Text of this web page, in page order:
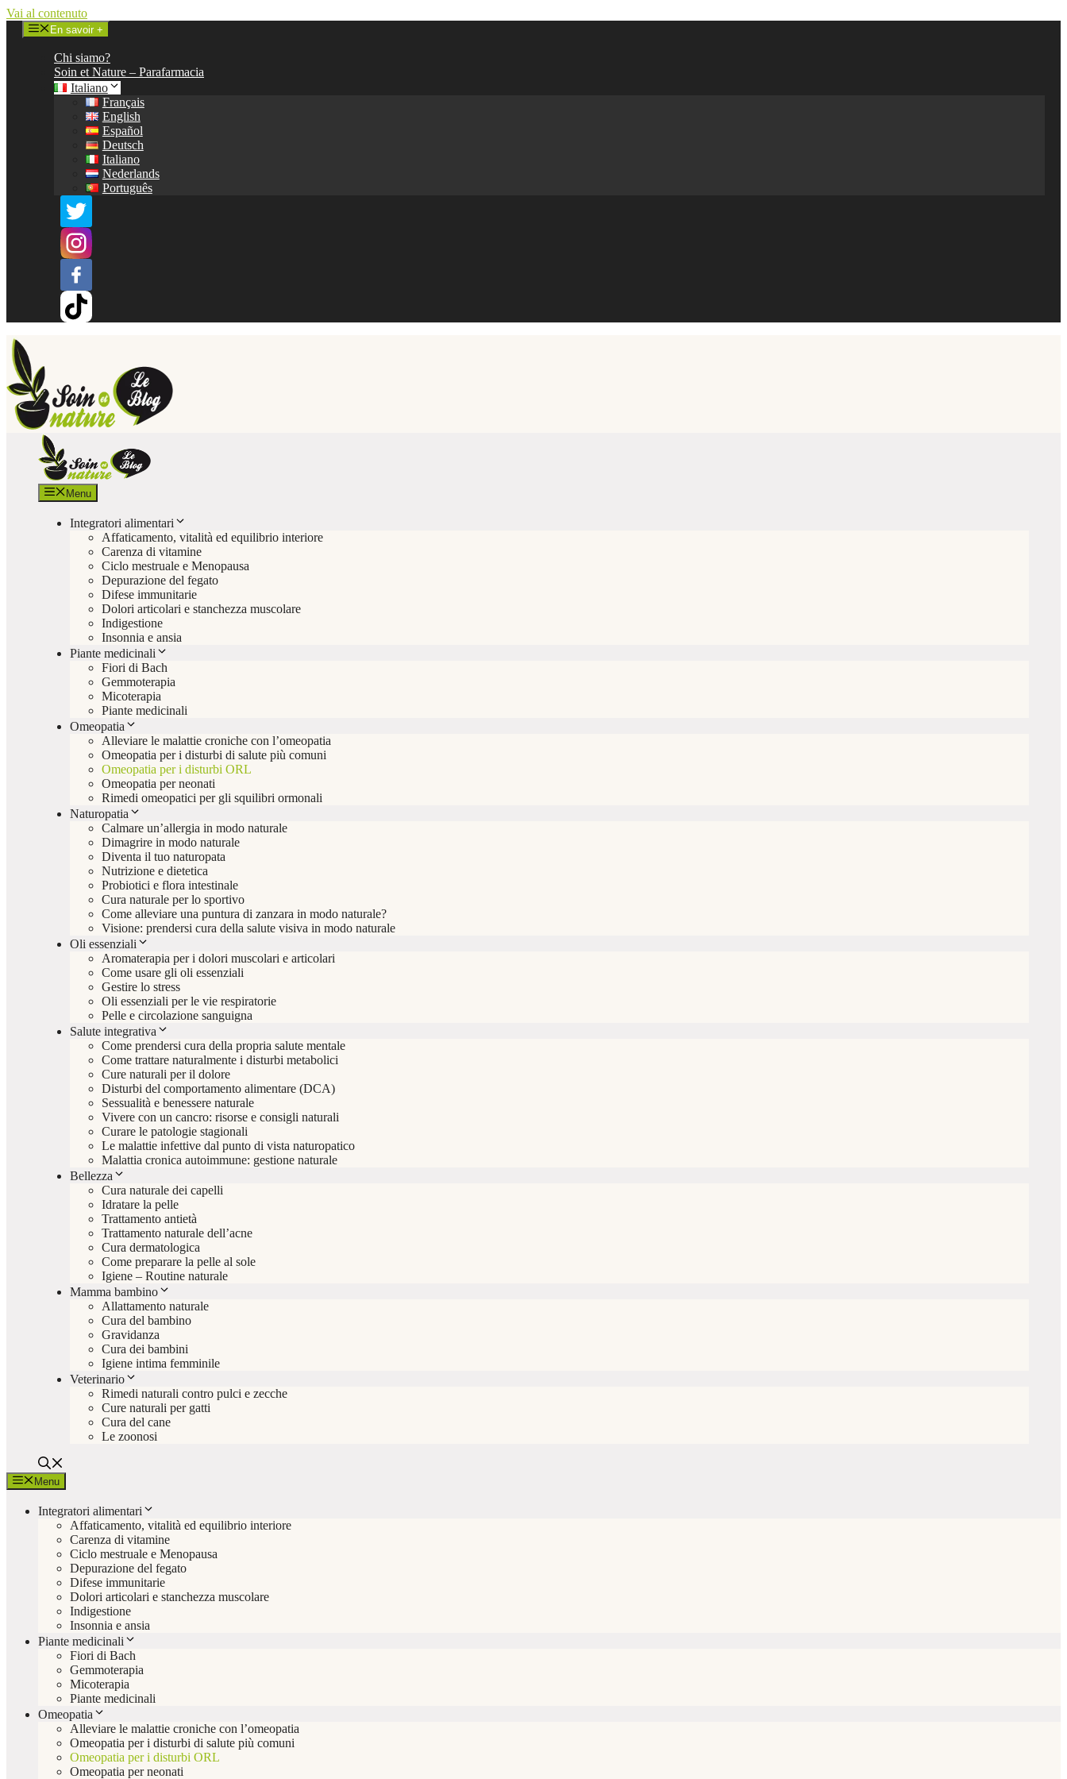
Vai al contenuto
En savoir +
Chi siamo?
Soin et Nature – Parafarmacia
Italiano
Français
English
Español
Deutsch
Italiano
Nederlands
Português
Menu
Integratori alimentari
Affaticamento, vitalità ed equilibrio interiore
Carenza di vitamine
Ciclo mestruale e Menopausa
Depurazione del fegato
Difese immunitarie
Dolori articolari e stanchezza muscolare
Indigestione
Insonnia e ansia
Piante medicinali
Fiori di Bach
Gemmoterapia
Micoterapia
Piante medicinali
Omeopatia
Alleviare le malattie croniche con l’omeopatia
Omeopatia per i disturbi di salute più comuni
Omeopatia per i disturbi ORL
Omeopatia per neonati
Rimedi omeopatici per gli squilibri ormonali
Naturopatia
Calmare un’allergia in modo naturale
Dimagrire in modo naturale
Diventa il tuo naturopata
Nutrizione e dietetica
Probiotici e flora intestinale
Cura naturale per lo sportivo
Come alleviare una puntura di zanzara in modo naturale?
Visione: prendersi cura della salute visiva in modo naturale
Oli essenziali
Aromaterapia per i dolori muscolari e articolari
Come usare gli oli essenziali
Gestire lo stress
Oli essenziali per le vie respiratorie
Pelle e circolazione sanguigna
Salute integrativa
Come prendersi cura della propria salute mentale
Come trattare naturalmente i disturbi metabolici
Cure naturali per il dolore
Disturbi del comportamento alimentare (DCA)
Sessualità e benessere naturale
Vivere con un cancro: risorse e consigli naturali
Curare le patologie stagionali
Le malattie infettive dal punto di vista naturopatico
Malattia cronica autoimmune: gestione naturale
Bellezza
Cura naturale dei capelli
Idratare la pelle
Trattamento antietà
Trattamento naturale dell’acne
Cura dermatologica
Come preparare la pelle al sole
Igiene – Routine naturale
Mamma bambino
Allattamento naturale
Cura del bambino
Gravidanza
Cura dei bambini
Igiene intima femminile
Veterinario
Rimedi naturali contro pulci e zecche
Cure naturali per gatti
Cura del cane
Le zoonosi
Menu
Integratori alimentari
Affaticamento, vitalità ed equilibrio interiore
Carenza di vitamine
Ciclo mestruale e Menopausa
Depurazione del fegato
Difese immunitarie
Dolori articolari e stanchezza muscolare
Indigestione
Insonnia e ansia
Piante medicinali
Fiori di Bach
Gemmoterapia
Micoterapia
Piante medicinali
Omeopatia
Alleviare le malattie croniche con l’omeopatia
Omeopatia per i disturbi di salute più comuni
Omeopatia per i disturbi ORL
Omeopatia per neonati